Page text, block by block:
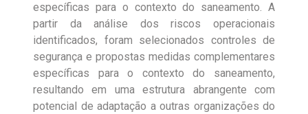
específicas para o contexto do saneamento. A
partir da análise dos riscos operacionais
identificados, foram selecionados controles de
segurança e propostas medidas complementares
específicas para o contexto do saneamento,
resultando em uma estrutura abrangente com
potencial de adaptação a outras organizações do